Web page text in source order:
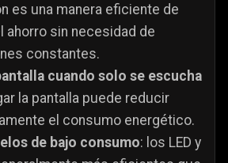
es una manera eficiente de
ahorro sin necesidad de
constantes.
cuando solo se escucha
la pantalla puede reducir
el consumo energético.
de bajo consumo: los LED y